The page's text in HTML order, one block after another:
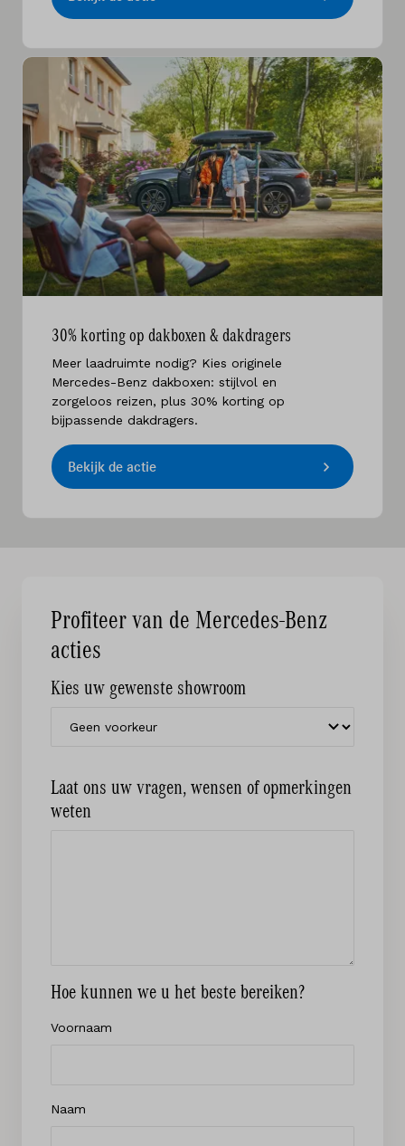
30% korting op dakboxen & dakdragers
Meer laadruimte nodig? Kies originele
Mercedes-Benz dakboxen: stijlvol en
zorgeloos reizen, plus 30% korting op
bijpassende dakdragers.
Bekijk de actie
Profiteer van de Mercedes-Benz
acties
Kies uw gewenste showroom
Laat ons uw vragen, wensen of opmerkingen
weten
Hoe kunnen we u het beste bereiken?
Voornaam
Naam